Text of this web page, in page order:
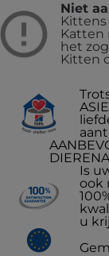
Niet
Katten
het
Kitten
Is
ook
u